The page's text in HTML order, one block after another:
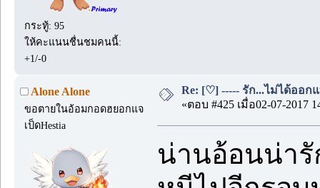
กระทู้: 95
ให้คะแนนชื่นชมคนนี้:
+1/-0
Alone Alone
ขอตายในอ้อมกอดฮยอกแจ
เป็ดHestia
Re: [♡] ----- รัก...ไม่ได้ออกแ
«ตอบ #425 เมื่อ02-07-2017
น่านอ้อนน่ารั